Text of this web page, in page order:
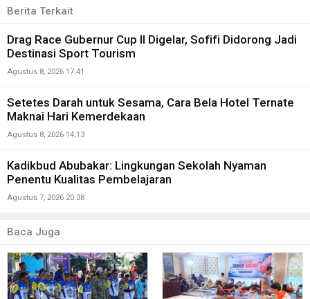
Berita Terkait
Drag Race Gubernur Cup II Digelar, Sofifi Didorong Jadi
Destinasi Sport Tourism
Agustus 8, 2026 17:41
Setetes Darah untuk Sesama, Cara Bela Hotel Ternate
Maknai Hari Kemerdekaan
Agustus 8, 2026 14:13
Kadikbud Abubakar: Lingkungan Sekolah Nyaman
Penentu Kualitas Pembelajaran
Agustus 7, 2026 20:38
Baca Juga